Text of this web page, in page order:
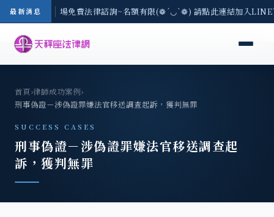
最新消息
區-8/3(一) 現場免費法律諮詢~名額有限(❁´◡`❁) 請點此連結加入
首頁›律師成功案例›
刑事偽證－涉偽證罪嫌法官移送調查起訴，獲判無罪
SUCCESS CASES
刑事偽證－涉偽證罪嫌法官移送調查起
訴，獲判無罪